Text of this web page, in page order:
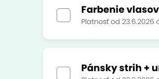
Farbenie
Platnosť od 23.6.2026
Pánsky strih +